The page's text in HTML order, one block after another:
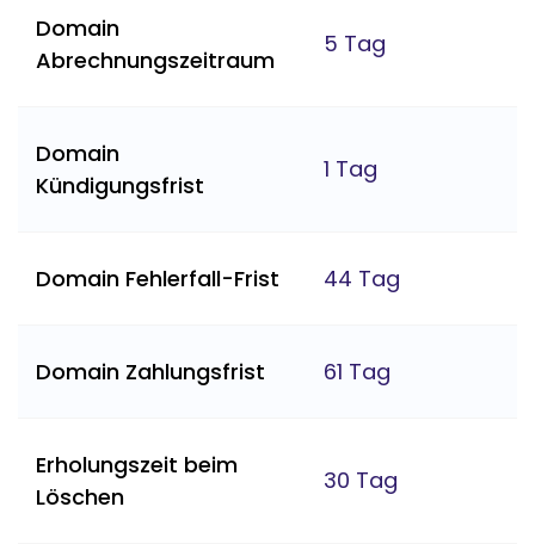
Domain
Abrechnungszeitraum
5 Tag
Domain
Kündigungsfrist
1 Tag
Domain Fehlerfall-Frist 44 Tag
Domain Zahlungsfrist 61 Tag
Erholungszeit beim
Löschen
30 Tag